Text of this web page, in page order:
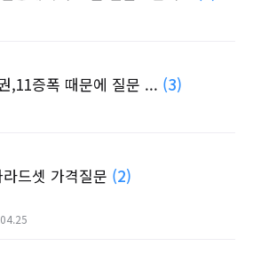
,11증폭 때문에 질문 ... (3)
드셋 가격질문 (2)